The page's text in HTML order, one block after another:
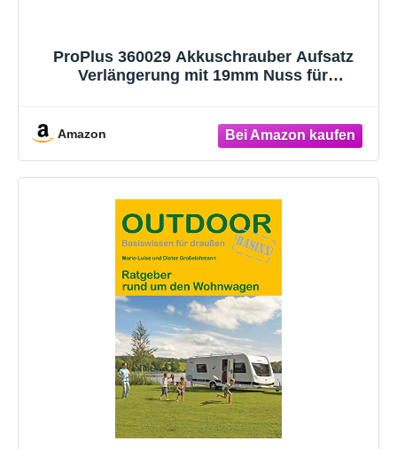
ProPlus 360029 Akkuschrauber Aufsatz
Verlängerung mit 19mm Nuss für
Amazon